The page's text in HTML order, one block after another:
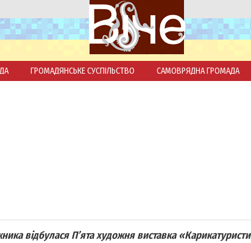
ГРОМАДЯНСЬКЕ СУСПІЛЬСТВО САМОВРЯДНА ГРОМАДА
відбулася П’ята художня виставка «Карикатуристи